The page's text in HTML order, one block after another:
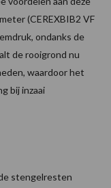
(CEREXBIB2 VF
ondanks de
de rooigrond nu
waardoor het
bij inzaai
stengelresten